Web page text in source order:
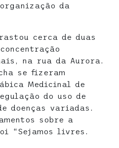
da
cerca de duas
na rua da Aurora.
se fizeram
Medicinal de
do uso de
doenças variadas.
sobre a
“Sejamos livres.